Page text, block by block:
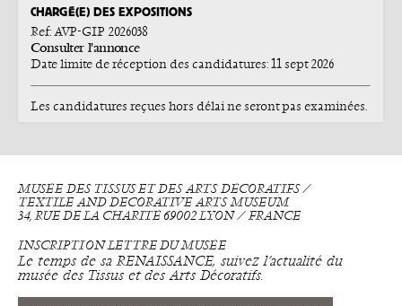
CHARGÉ(E) DES EXPOSITIONS
Ref: AVP-GIP 2026038
Consulter l'annonce
Date limite de réception des candidatures: 11 sept 2026
Les candidatures reçues hors délai ne seront pas examinées.
MUSÉE DES TISSUS ET DES ARTS DÉCORATIFS ⁄
TEXTILE AND DECORATIVE ARTS MUSEUM
34, RUE DE LA CHARITÉ 69002 LYON ⁄ FRANCE
INSCRIPTION LETTRE DU MUSÉE
Le temps de sa RENAISSANCE, suivez l’actualité du
musée des Tissus et des Arts Décoratifs.